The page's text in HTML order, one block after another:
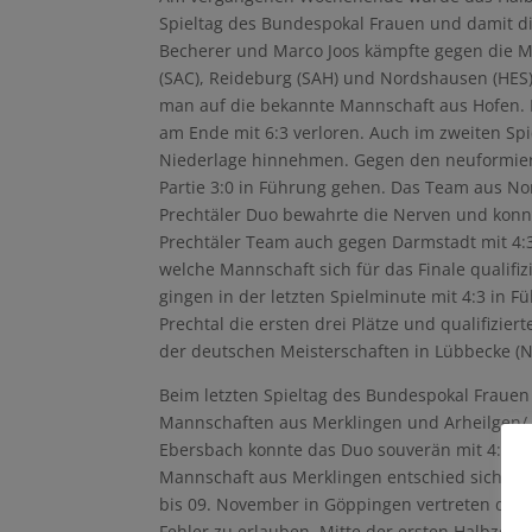
Spieltag des Bundespokal Frauen und damit
Becherer und Marco Joos kämpfte gegen die
(SAC), Reideburg (SAH) und Nordshausen
man auf die bekannte Mannschaft aus
am Ende mit 6:3 verloren. Auch im zweiten
Niederlage hinnehmen. Gegen den
Partie 3:0 in Führung gehen. Das Team aus
Prechtäler Duo bewahrte die Nerven und
Prechtäler Team auch gegen Darmstadt mit
welche Mannschaft sich für das Finale
gingen in der letzten Spielminute mit 4:3 in
Prechtal die ersten drei Plätze und
der deutschen Meisterschaften in Lübbecke
Beim letzten Spieltag des Bundespokal
Mannschaften aus Merklingen und
Ebersbach konnte das Duo souverän mit 4:0
Mannschaft aus Merklingen entschied sich,
bis 09. November in Göppingen vertreten